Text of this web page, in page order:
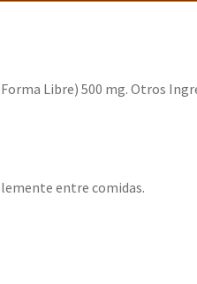
Libre) 500 mg. Otros
entre comidas.